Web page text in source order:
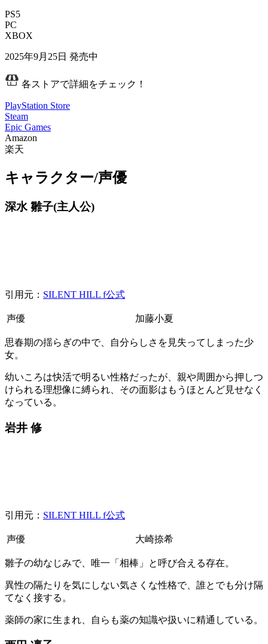
PS5
PC
XBOX
2025年9月25日 発売中
各ストアで詳細をチェック！
PlayStation Store
Steam
Epic Games
Amazon
楽天
キャラクター/声優
深水 雛子(主人公)
引用元： SILENT HILL f公式
声優 加藤小夏
思春期の揺らぎの中で、自分らしさを見失ってしまった少
女。
幼いころは快活で明るい性格だったが、親や周囲から押しつ
けられる理想像に縛られ、その面影はもうほとんど見せなく
なっている。
岩井 修
引用元： SILENT HILL f公式
声優 大崎捺希
雛子の幼なじみで、唯一「相棒」と呼び合える存在。
異性の隔たりを気にしない気さくな性格で、誰とでも分け隔
てなく接する。
薬師の家に生まれ、自らも薬の知識や扱いに精通している。